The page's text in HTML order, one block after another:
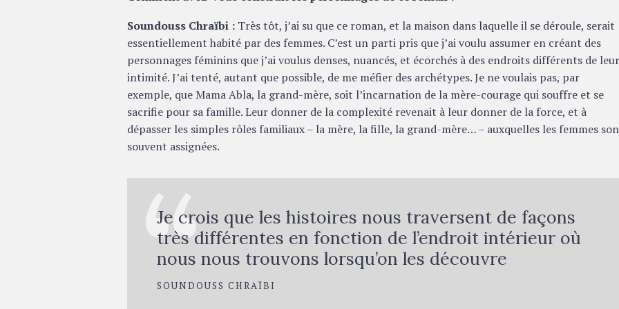
Soundouss Chraïbi : Très tôt, j’ai su que ce roman, et la maison dans laquelle il se déroule, serait
essentiellement habité par des femmes. C’est un parti pris que j’ai voulu assumer en créant des
personnages féminins que j’ai voulus denses, nuancés, et écorchés à des endroits différents de
intimité. J’ai tenté, autant que possible, de me méfier des archétypes. Je ne voulais pas, par
exemple, que Mama Abla, la grand-mère, soit l’incarnation de la mère-courage qui souffre et se
sacrifie pour sa famille. Leur donner de la complexité revenait à leur donner de la force, et à
dépasser les simples rôles familiaux – la mère, la fille, la grand-mère… – auxquelles les femmes
souvent assignées.
Je crois que les histoires nous traversent de façons
très différentes en fonction de l’endroit intérieur où
nous nous trouvons lorsqu’on les découvre
SOUNDOUSS CHRAÏBI